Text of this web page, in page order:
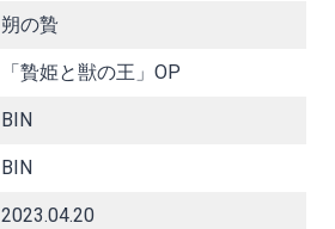
朔の贄
「贄姫と獣の王」OP
BIN
BIN
2023.04.20